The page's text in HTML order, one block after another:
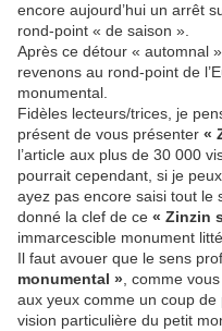
encore aujourd’hui un arrêt
rond-point « de saison ».
Après ce détour « automnal
revenons au rond-point de
monumental.
Fidèles lecteurs/trices, je
présent de vous présenter «
l’article aux plus de 30 000
pourrait cependant, si je
ayez pas encore saisi tout le
donné la clef de ce « Zinzin
immarcescible monument
Il faut avouer que le sens
monumental » , comme
aux yeux comme un coup de
vision particulière du petit